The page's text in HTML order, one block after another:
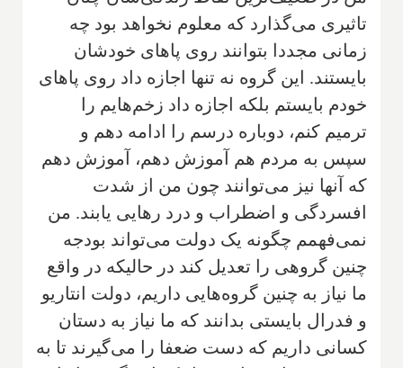
تاثیری می‌گذارد که معلوم نخواهد بود چه
زمانی مجددا بتوانند روی پاهای خودشان
بایستند. این گروه نه تنها اجازه داد روی پاهای
خودم بایستم بلکه اجازه داد زخم‌هایم را
ترمیم کنم، دوباره درسم را ادامه دهم و
سپس به مردم هم آموزش دهم، آموزش دهم
که آنها نیز می‌توانند چون من از شدت
افسردگی و اضطراب و درد رهایی یابند. من
نمی‌فهمم چگونه یک دولت می‌تواند بودجه
چنین گروهی را تعدیل کند در حالیکه در واقع
ما نیاز به چنین گروه‌هایی داریم، دولت انتاریو
و فدرال بایستی بدانند که ما نیاز به دستان
کسانی داریم که دست ضعفا را می‌گیرند تا به